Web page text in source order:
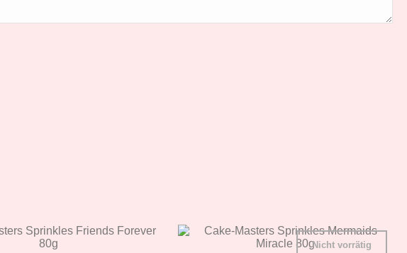
Nicht vorrätig